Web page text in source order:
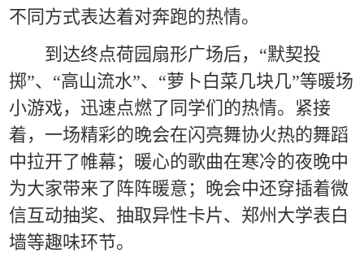
不同方式表达着对奔跑的热情。
到达终点荷园扇形广场后， “默契投
掷”、“高山流水”、 “萝卜白菜几块几”等暖场
小游戏，迅速点燃了同学们的热情。 紧接
着，一场精彩的晚会在闪亮舞协火热的舞蹈
中拉开了帷幕 ； 暖心的歌曲在寒冷的夜晚中
为大家带来了 阵阵暖意；晚会中还穿插着微
信互动抽奖、抽取异性卡片、郑州大学表白
墙等趣味环节。